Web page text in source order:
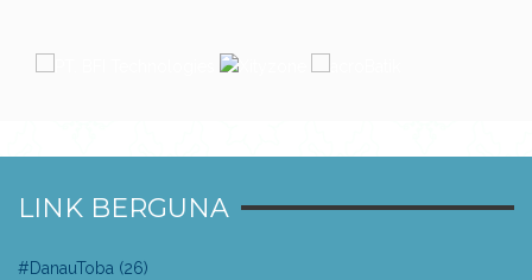
LINK BERGUNA
#DanauToba (26)